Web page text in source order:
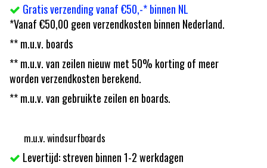
Gratis verzending vanaf €50,-* binnen NL
*Vanaf €50,00 geen verzendkosten binnen Nederland.
** m.u.v. boards
** m.u.v. van zeilen nieuw met 50% korting of meer
worden verzendkosten berekend.
** m.u.v. van gebruikte zeilen en boards.
m.u.v. windsurfboards
Levertijd: streven binnen 1-2 werkdagen